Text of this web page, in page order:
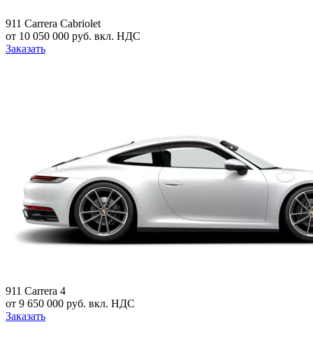
911 Carrera Cabriolet
от 10 050 000 руб. вкл. НДС
Заказать
911 Carrera 4
от 9 650 000 руб. вкл. НДС
Заказать